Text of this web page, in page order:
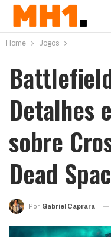
Home Jogos
Detalhes
sobre
Dead
Por Gabriel Caprara